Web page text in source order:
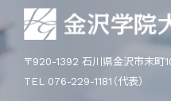
〒920-1392 石川県金沢市末町
TEL 076-229-1181（代表）